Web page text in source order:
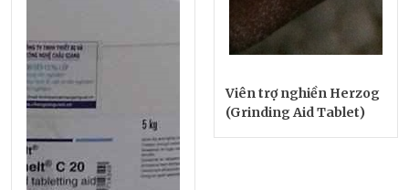
Viên trợ nghiền Herzog
(Grinding Aid Tablet)